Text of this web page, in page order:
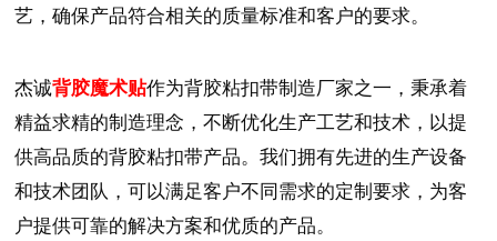
艺，确保产品符合相关的质量标准和客户的要求。
杰诚背胶魔术贴作为背胶粘扣带制造厂家之一，秉承着
精益求精的制造理念，不断优化生产工艺和技术，以提
供高品质的背胶粘扣带产品。我们拥有先进的生产设备
和技术团队，可以满足客户不同需求的定制要求，为客
户提供可靠的解决方案和优质的产品。